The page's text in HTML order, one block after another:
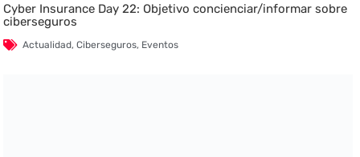
Cyber Insurance Day 22: Objetivo concienciar/informar sobre
ciberseguros
Actualidad,Ciberseguros, Eventos